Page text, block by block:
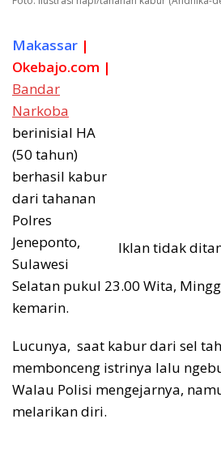
Iklan tidak
Makassar |
Okebajo.com |
Bandar
Narkoba
berinisial HA
(50 tahun)
berhasil kabur
dari tahanan
Polres
Jeneponto,
Sulawesi
Selatan pukul 23.00 Wita,
kemarin.
Lucunya, saat kabur dari sel
membonceng istrinya lalu
Walau Polisi mengejarnya,
melarikan diri.